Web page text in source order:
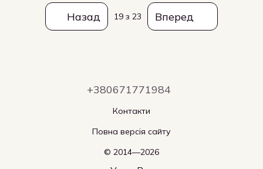
Назад 19 з 23 Вперед
+380671771984
Контакти
Повна версія сайту
© 2014—2026